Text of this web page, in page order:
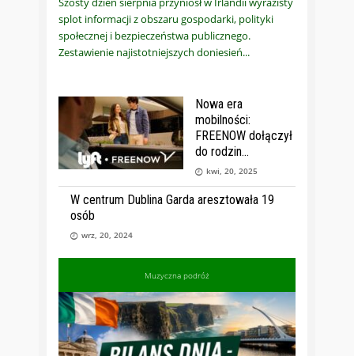
splot informacji z obszaru gospodarki, polityki
społecznej i bezpieczeństwa publicznego.
Zestawienie najistotniejszych doniesień
Nowa era
mobilności:
FREENOW dołączył
do rodzin
kwi, 20, 2025
W centrum Dublina Garda aresztowała 19
osób
wrz, 20, 2024
Muzyczna podróż